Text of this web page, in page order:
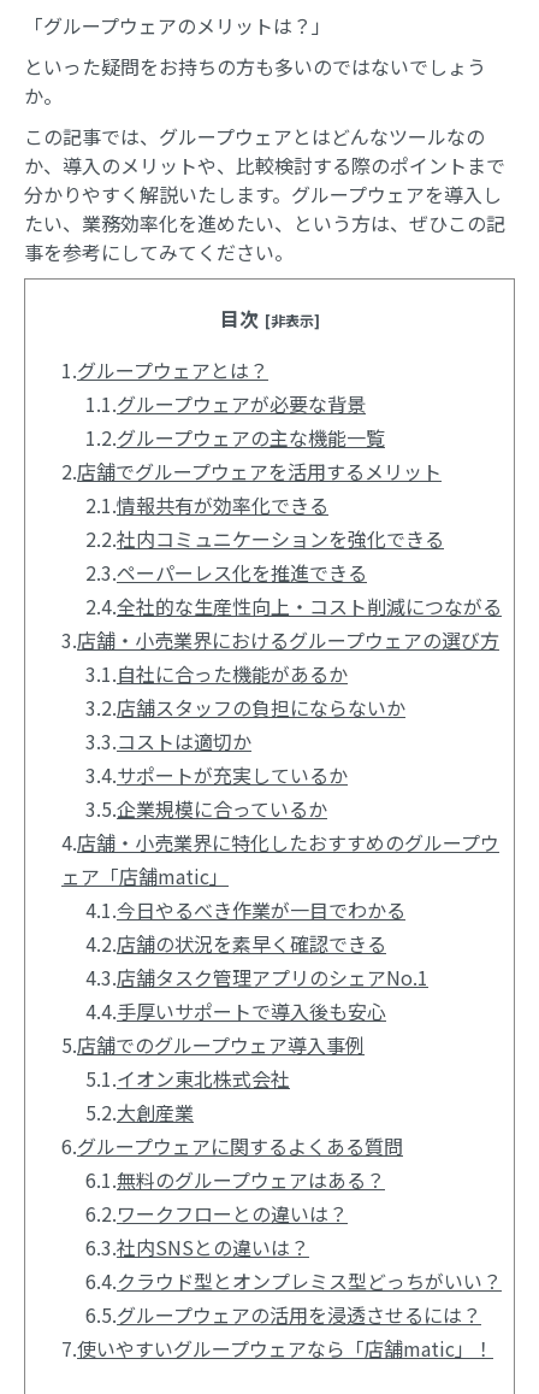
「グループウェアのメリットは？」
といった疑問をお持ちの方も多いのではないでしょう
か。
この記事では、グループウェアとはどんなツールなの
か、導入のメリットや、比較検討する際のポイントまで
分かりやすく解説いたします。グループウェアを導入し
たい、業務効率化を進めたい、という方は、ぜひこの記
事を参考にしてみてください。
目次 [非表示]
1.グループウェアとは？
1.1.グループウェアが必要な背景
1.2.グループウェアの主な機能一覧
2.店舗でグループウェアを活用するメリット
2.1.情報共有が効率化できる
2.2.社内コミュニケーションを強化できる
2.3.ペーパーレス化を推進できる
2.4.全社的な生産性向上・コスト削減につながる
3.店舗・小売業界におけるグループウェアの選び方
3.1.自社に合った機能があるか
3.2.店舗スタッフの負担にならないか
3.3.コストは適切か
3.4.サポートが充実しているか
3.5.企業規模に合っているか
4.店舗・小売業界に特化したおすすめのグループウ
ェア「店舗matic」
4.1.今日やるべき作業が一目でわかる
4.2.店舗の状況を素早く確認できる
4.3.店舗タスク管理アプリのシェアNo.1
4.4.手厚いサポートで導入後も安心
5.店舗でのグループウェア導入事例
5.1.イオン東北株式会社
5.2.大創産業
6.グループウェアに関するよくある質問
6.1.無料のグループウェアはある？
6.2.ワークフローとの違いは？
6.3.社内SNSとの違いは？
6.4.クラウド型とオンプレミス型どっちがいい？
6.5.グループウェアの活用を浸透させるには？
7.使いやすいグループウェアなら「店舗matic」！